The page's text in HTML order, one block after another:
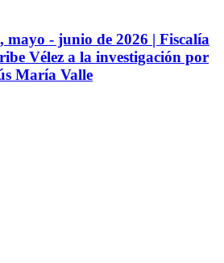
mayo - junio de 2026 | Fiscalía
Vélez a la investigación por
María Valle